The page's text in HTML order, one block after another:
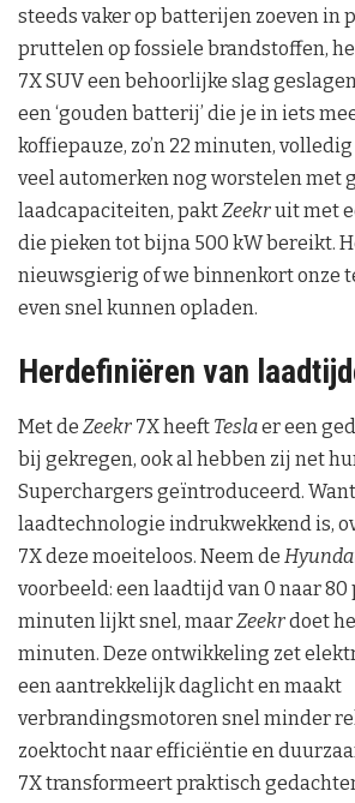
steeds vaker op batterijen zoeven in
pruttelen op fossiele brandstoffen,
7X SUV een behoorlijke slag
een ‘gouden batterij’ die je in iets
koffiepauze, zo’n 22 minuten,
veel automerken nog worstelen met
laadcapaciteiten, paktZeekruit met
die pieken tot bijna 500 kW bereikt.
nieuwsgierig of we binnenkort onze
even snel kunnen opladen.
Herdefiniëren van
Met de Zeekr 7X heeft Teslaer een
bij gekregen, ook al hebben zij net
Superchargers geïntroduceerd.
laadtechnologie indrukwekkend is,
7X deze moeiteloos. Neem de
voorbeeld: een laadtijd van 0 naar 80
minuten lijkt snel, maarZeekrdoet
minuten. Deze ontwikkeling zet
een aantrekkelijk daglicht en maakt
verbrandingsmotoren snel minder
zoektocht naar efficiëntie en
7X transformeert praktisch